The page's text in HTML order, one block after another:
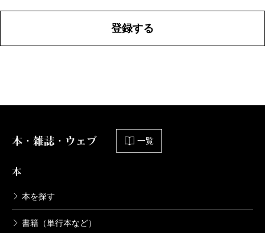
登録する
本・雑誌・ウェブ 一覧
本
本を探す
書籍（単行本など）